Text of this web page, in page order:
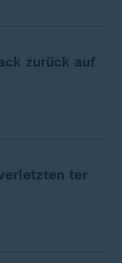
zurück auf
ter